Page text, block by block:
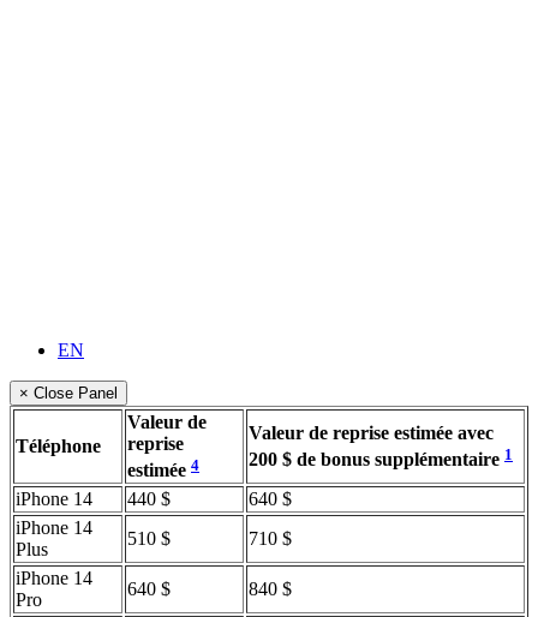
EN
× Close Panel
Téléphone
Valeur de
reprise
estimée 4
Valeur de reprise estimée avec
200 $ de bonus supplémentaire 1
iPhone 14 440 $
640 $
iPhone 14
Plus
510 $
710 $
iPhone 14
Pro
640 $
840 $